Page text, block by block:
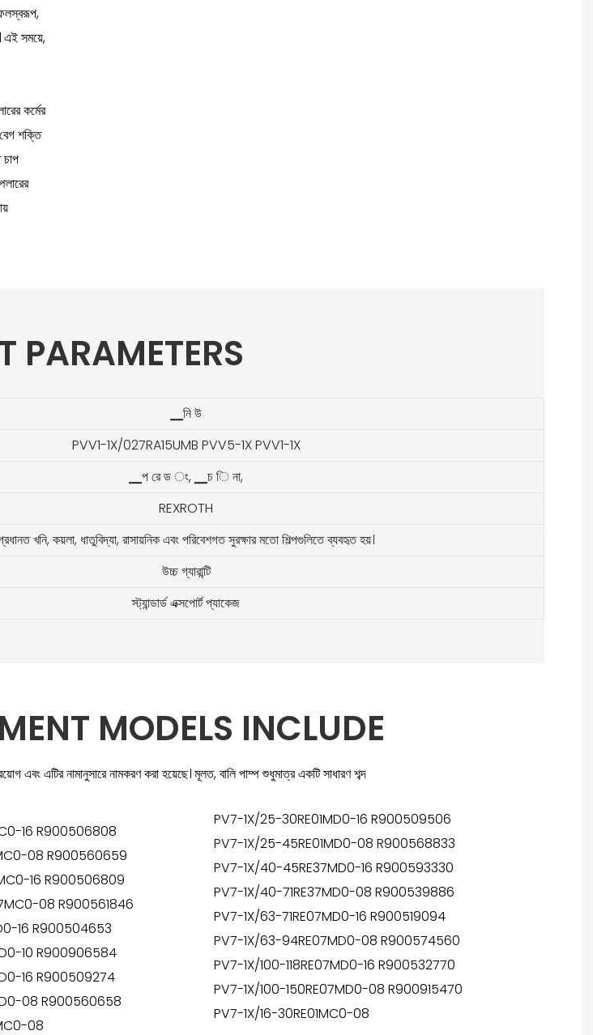
এই সময়ে,
কর্মের
শক্তি
PARAMETERS
▁নি উ
PVV1-1X/027RA15UMB PVV5-1X PVV1-1X
▁প রে ড ং, ▁চ ি না,
REXROTH
খনি, কয়লা, ধাতুবিদ্যা, রাসায়নিক এবং পরিবেশগত সুরক্ষার মতো শিল্পগুলিতে ব্যবহৃত হয়।
উচ্চ গ্যারান্টি
স্ট্যান্ডার্ড এক্সপোর্ট প্যাকেজ
MODELS INCLUDE
এবং এটির নামানুসারে নামকরণ করা হয়েছে। মূলত, বালি পাম্প শুধুমাত্র একটি সাধারণ শব্দ
16 R900506808
08 R900560659
16 R900506809
08 R900561846
16 R900504653
10 R900906584
16 R900509274
08 R900560658
08
PV7-1X/25-30RE01MD0-16 R900509506
PV7-1X/25-45RE01MD0-08 R900568833
PV7-1X/40-45RE37MD0-16 R900593330
PV7-1X/40-71RE37MD0-08 R900539886
PV7-1X/63-71RE07MD0-16 R900519094
PV7-1X/63-94RE07MD0-08 R900574560
PV7-1X/100-118RE07MD0-16 R900532770
PV7-1X/100-150RE07MD0-08 R900915470
PV7-1X/16-30RE01MC0-08